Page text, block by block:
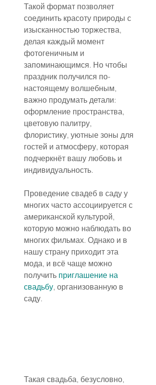
Такой формат позволяет
соединить красоту природы с
изысканностью торжества,
делая каждый момент
фотогеничным и
запоминающимся. Но чтобы
праздник получился по-
настоящему волшебным,
важно продумать детали:
оформление пространства,
цветовую палитру,
флористику, уютные зоны для
гостей и атмосферу, которая
подчеркнёт вашу любовь и
индивидуальность.
Проведение свадеб в саду у
многих часто ассоциируется с
американской культурой,
которую можно наблюдать во
многих фильмах. Однако и в
нашу страну приходит эта
мода, и всё чаще можно
получить приглашение на
свадьбу, организованную в
саду.
Такая свадьба, безусловно,